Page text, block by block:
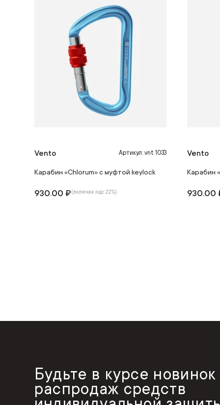
Vento Артикул: vnt 1033
Карабин «Chlorum» с муфтой keylock
930.00 ₽(включая ндс 22%)
Vento
Карабин
930.00
Будьте в курсе
распродаж средств